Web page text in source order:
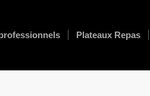
Plateaux Repas